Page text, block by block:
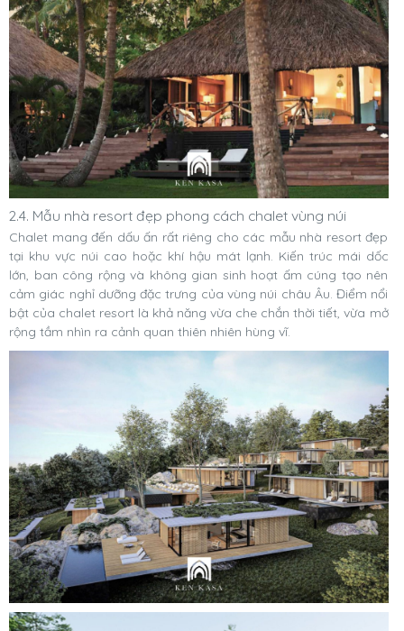
2.4. Mẫu nhà resort đẹp phong cách chalet vùng núi
Chalet mang đến dấu ấn rất riêng cho các mẫu nhà resort đẹp
tại khu vực núi cao hoặc khí hậu mát lạnh. Kiến trúc mái dốc
lớn, ban công rộng và không gian sinh hoạt ấm cúng tạo nên
cảm giác nghỉ dưỡng đặc trưng của vùng núi châu Âu. Điểm nổi
bật của chalet resort là khả năng vừa che chắn thời tiết, vừa mở
rộng tầm nhìn ra cảnh quan thiên nhiên hùng vĩ.